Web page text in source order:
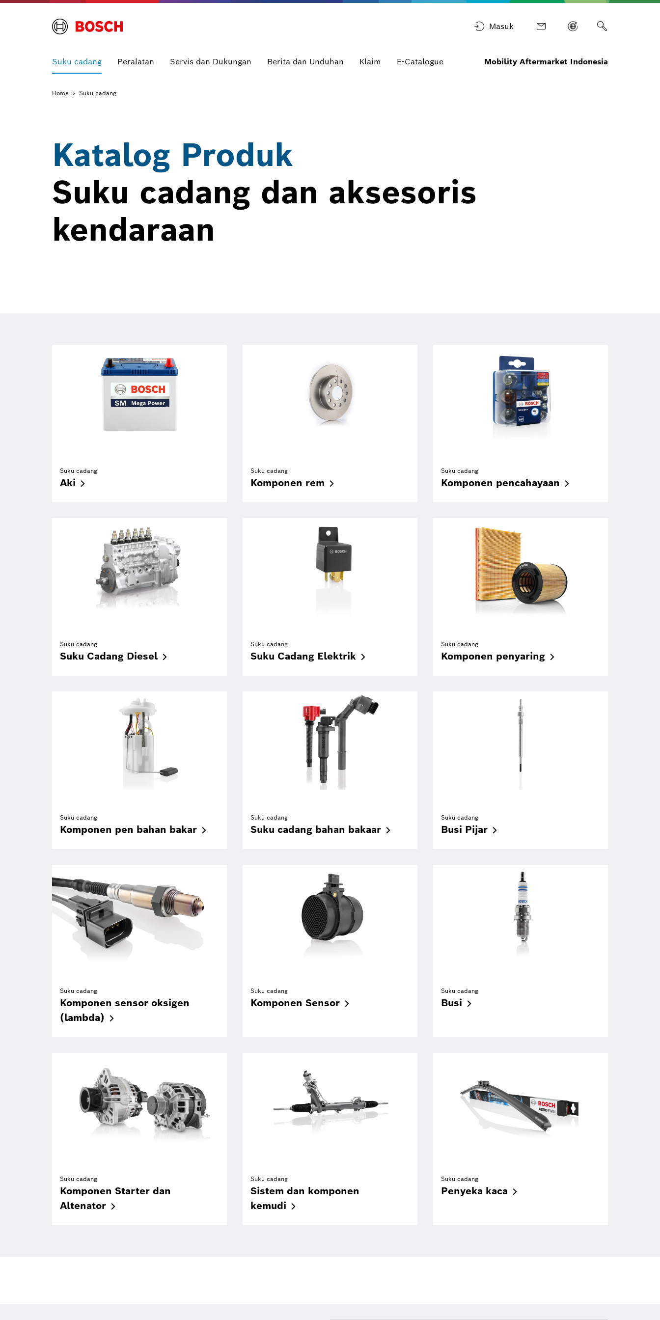
Masuk
Suku cadang Peralatan Servis dan Dukungan Berita dan Unduhan Klaim E-Catalogue Mobility Aftermarket Indonesia
Home Suku cadang
Katalog Produk
Suku cadang dan aksesoris
kendaraan
Suku cadang
Aki
Suku cadang
Komponen rem
Suku cadang
Komponen pencahayaan
Suku cadang
Suku Cadang Diesel
Suku cadang
Suku Cadang Elektrik
Suku cadang
Komponen penyaring
Suku cadang
Komponen pen bahan bakar
Suku cadang
Suku cadang bahan bakaar
Suku cadang
Busi Pijar
Suku cadang
Komponen sensor oksigen
(lambda)
Suku cadang
Komponen Sensor
Suku cadang
Busi
Suku cadang
Komponen Starter dan
Altenator
Suku cadang
Sistem dan komponen
kemudi
Suku cadang
Penyeka kaca